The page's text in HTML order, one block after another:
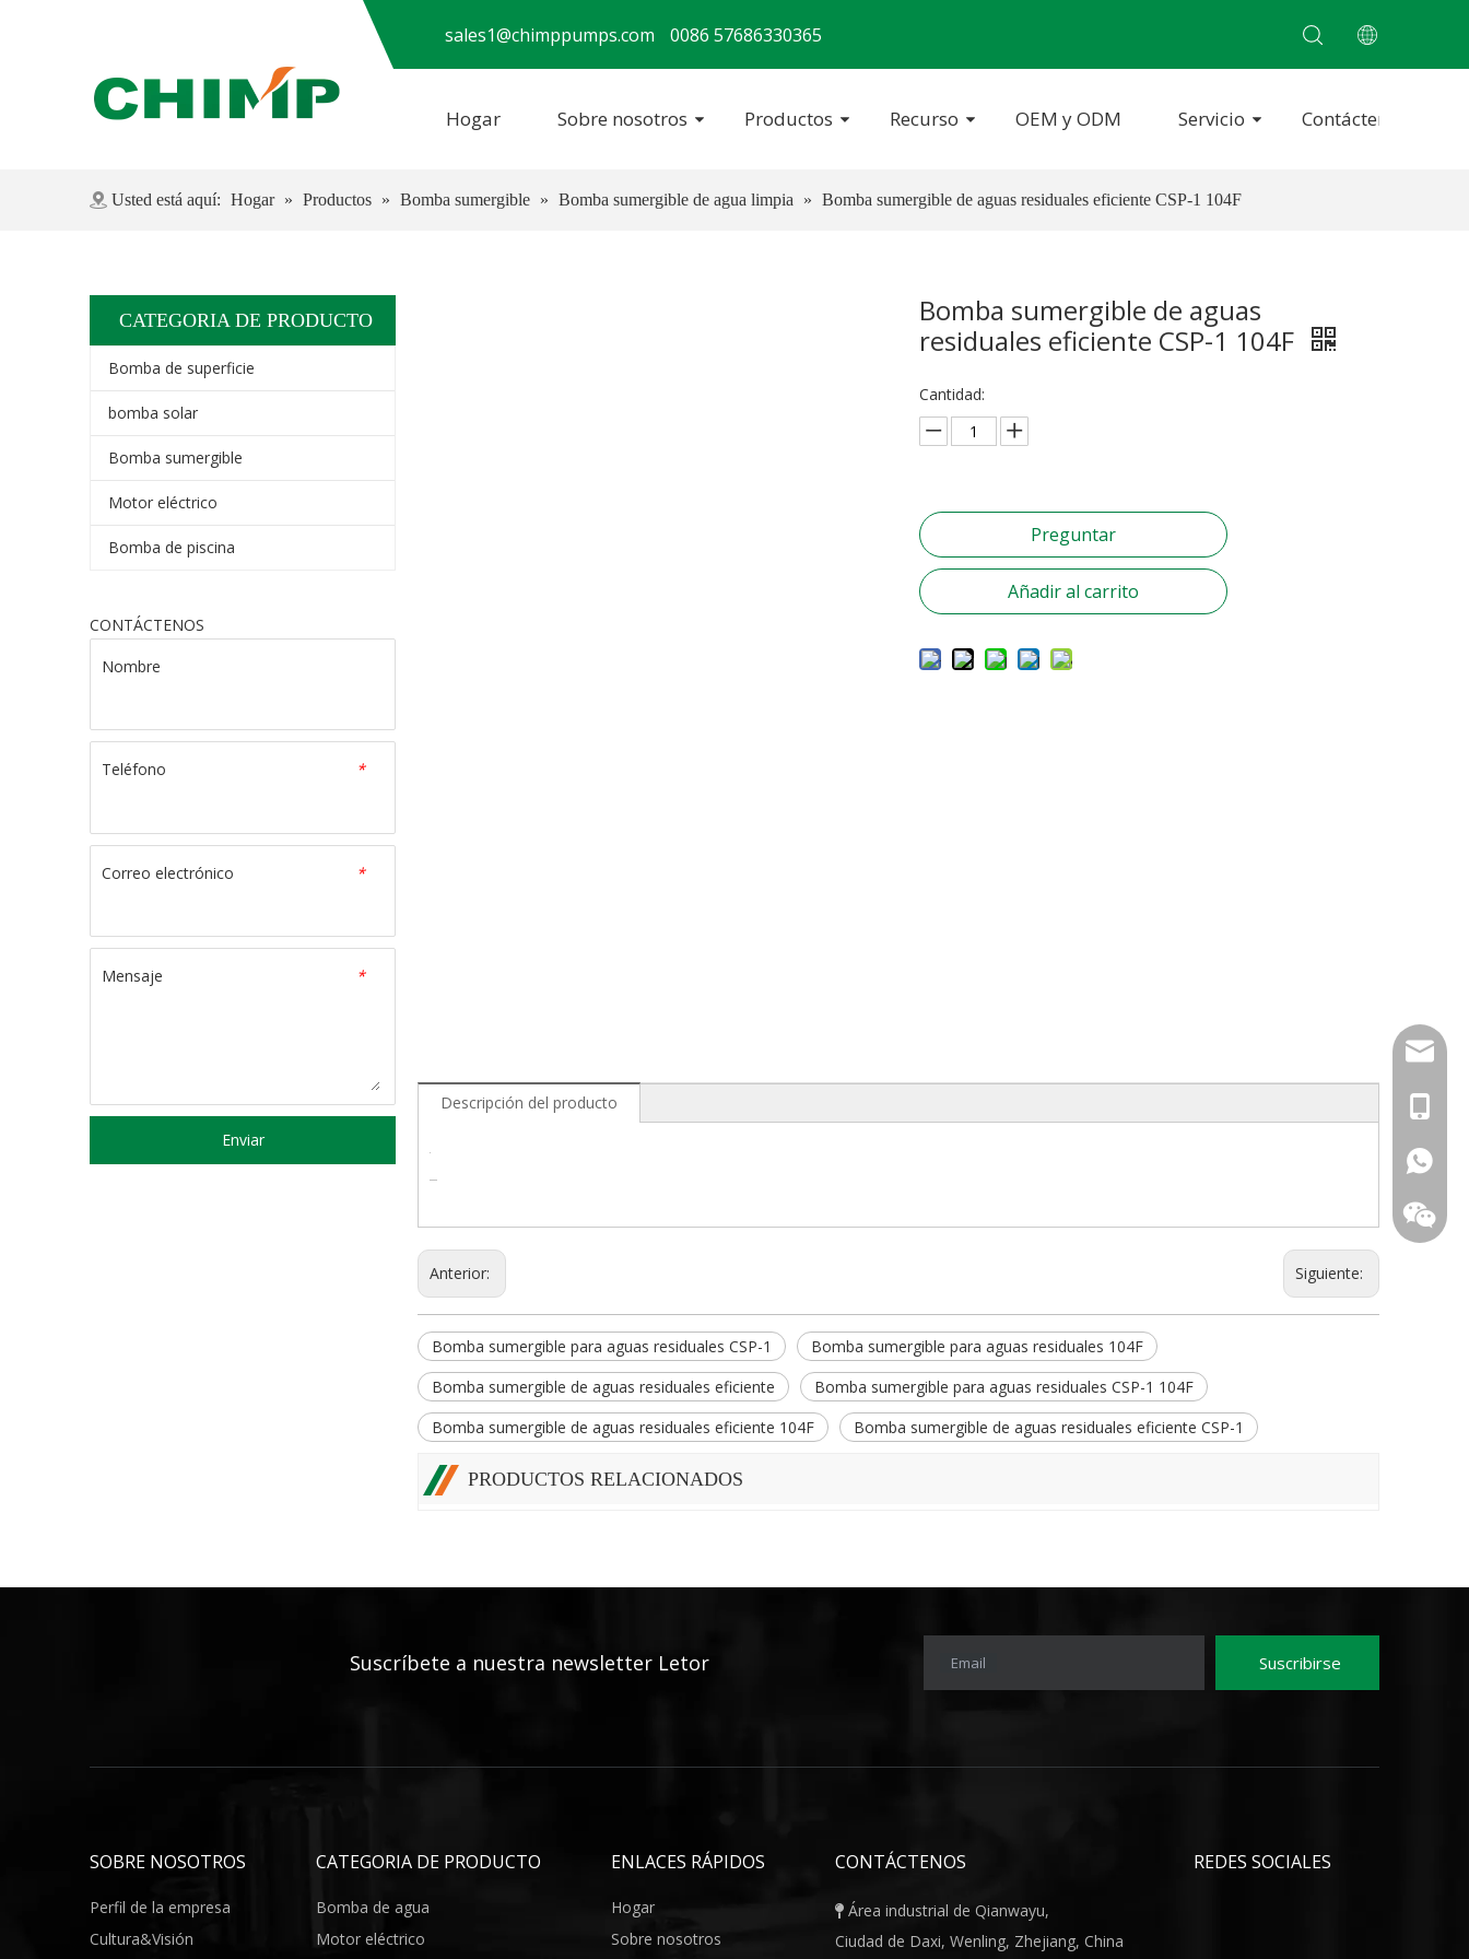
sales1@chimppumps.com 0086 57686330365
Hogar Sobre nosotros Productos Recurso OEM y ODM Servicio Contáctenos
Usted está aquí: Hogar » Productos » Bomba sumergible » Bomba sumergible de agua limpia » Bomba sumergible de aguas residuales eficiente CSP-1 104F
CATEGORIA DE PRODUCTO
Bomba de superficie
bomba solar
Bomba sumergible
Motor eléctrico
Bomba de piscina
CONTÁCTENOS
Nombre
*
Teléfono
*
Correo electrónico
*
Mensaje
Enviar
Bomba sumergible de aguas
residuales eficiente CSP-1 104F
Cantidad:
Preguntar
Añadir al carrito
Descripción del producto
Anterior: Siguiente:
Bomba sumergible para aguas residuales CSP-1
Bomba sumergible para aguas residuales 104F
Bomba sumergible de aguas residuales eficiente
Bomba sumergible para aguas residuales CSP-1 104F
Bomba sumergible de aguas residuales eficiente 104F
Bomba sumergible de aguas residuales eficiente CSP-1
PRODUCTOS RELACIONADOS
Suscríbete a nuestra newsletter Letor Email Suscribirse
SOBRE NOSOTROS
Perfil de la empresa
Cultura&Visión
CATEGORIA DE PRODUCTO
Bomba de agua
Motor eléctrico
ENLACES RÁPIDOS
Hogar
Sobre nosotros
CONTÁCTENOS
 Área industrial de Qianwayu,
Ciudad de Daxi, Wenling, Zhejiang, China
REDES SOCIALES
+86